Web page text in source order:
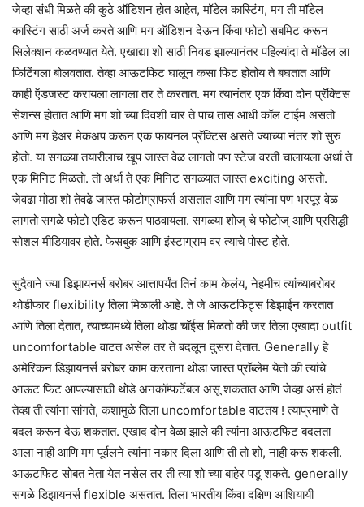
जेव्हा संधी मिळते की कुठे ऑडिशन होत आहेत, मॉडेल कास्टिंग, मग ती मॉडेल
कास्टिंग साठी अर्ज करते आणि मग ऑडिशन देऊन किंवा फोटो सबमिट करून
सिलेक्शन कळवण्यात येते. एखाद्या शो साठी निवड झाल्यानंतर पहिल्यांदा ते मॉडेल ला
फिटिंगला बोलवतात. तेव्हा आऊटफिट घालून कसा फिट होतोय ते बघतात आणि
काही ऍडजस्ट करायला लागला तर ते करतात. मग त्यानंतर एक किंवा दोन प्रॅक्टिस
सेशन्स होतात आणि मग शो च्या दिवशी चार ते पाच तास आधी कॉल टाईम असतो
आणि मग हेअर मेकअप करून एक फायनल प्रॅक्टिस असते ज्याच्या नंतर शो सुरु
होतो. या सगळ्या तयारीलाच खूप जास्त वेळ लागतो पण स्टेज वरती चालायला अर्धा ते
एक मिनिट मिळतो. तो अर्धा ते एक मिनिट सगळ्यात जास्त exciting असतो.
जेवढा मोठा शो तेवढे जास्त फोटोग्राफर्स असतात आणि मग त्यांना पण भरपूर वेळ
लागतो सगळे फोटो एडिट करून पाठवायला. सगळ्या शोज् चे फोटोज् आणि प्रसिद्धी
सोशल मीडियावर होते. फेसबुक आणि इंस्टाग्राम वर त्याचे पोस्ट होते.
सुदैवाने ज्या डिझायनर्स बरोबर आत्तापर्यंत तिनं काम केलंय, नेहमीच त्यांच्याबरोबर
थोडीफार flexibility तिला मिळाली आहे. ते जे आऊटफिट्स डिझाईन करतात
आणि तिला देतात, त्याच्यामध्ये तिला थोडा चॉईस मिळतो की जर तिला एखादा outfit
uncomfortable वाटत असेल तर ते बदलून दुसरा देतात. Generally हे
अमेरिकन डिझायनर्स बरोबर काम करताना थोडा जास्त प्रॉब्लेम येतो की त्यांचे
आऊट फिट आपल्यासाठी थोडे अनकॉम्फर्टेबल असू शकतात आणि जेव्हा असं होतं
तेव्हा ती त्यांना सांगते, कशामुळे तिला uncomfortable वाटतय ! त्याप्रमाणे ते
बदल करून देऊ शकतात. एखाद दोन वेळा झाले की त्यांना आऊटफिट बदलता
आला नाही आणि मग पूर्वलने त्यांना नकार दिला आणि ती तो शो, नाही करू शकली.
आऊटफिट सोबत नेता येत नसेल तर ती त्या शो च्या बाहेर पडू शकते. generally
सगळे डिझायनर्स flexible असतात. तिला भारतीय किंवा दक्षिण आशियायी